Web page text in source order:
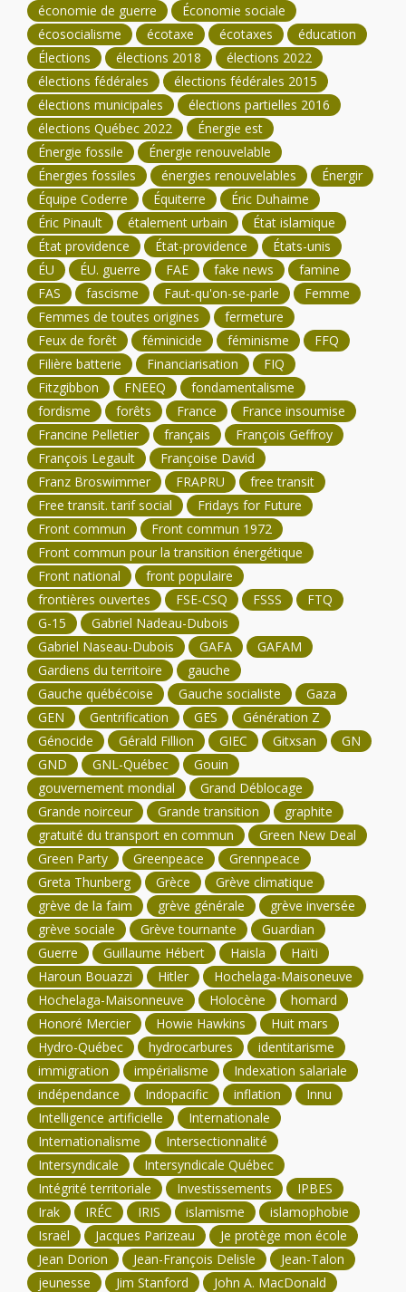
économie de guerre
Économie sociale
écosocialisme
écotaxe écotaxes
éducation
Élections
élections 2018
élections 2022
élections fédérales
élections fédérales 2015
élections municipales
élections partielles 2016
élections Québec 2022
Énergie est
Énergie fossile
Énergie renouvelable
Énergies fossiles
énergies renouvelables
Énergir
Équipe Coderre
Équiterre
Éric Duhaime
Éric Pinault
étalement urbain
État islamique
État providence
État-providence
États-unis
ÉU
ÉU. guerre FAE fake news
famine
FAS
fascisme Faut-qu'on-se-parle
Femme
Femmes de toutes origines
fermeture
Feux de forêt
féminicide féminisme
FFQ
Filière batterie
Financiarisation
FIQ
Fitzgibbon
FNEEQ
fondamentalisme
fordisme
forêts France
France insoumise
Francine Pelletier
français
François Geffroy
François Legault
Françoise David
Franz Broswimmer
FRAPRU
free transit
Free transit. tarif social
Fridays for Future
Front commun
Front commun 1972
Front commun pour la transition énergétique
Front national
front populaire
frontières ouvertes
FSE-CSQ FSSS
FTQ
G-15
Gabriel Nadeau-Dubois
Gabriel Naseau-Dubois
GAFA
GAFAM
Gardiens du territoire
gauche
Gauche québécoise
Gauche socialiste
Gaza
GEN
Gentrification GES
Génération Z
Génocide
Gérald Fillion GIEC Gitxsan
GN
GND
GNL-Québec
Gouin
gouvernement mondial
Grand Déblocage
Grande noirceur
Grande transition
graphite
gratuité du transport en commun
Green New Deal
Green Party
Greenpeace
Grennpeace
Greta Thunberg
Grèce
Grève climatique
grève de la faim
grève générale
grève inversée
grève sociale
Grève tournante
Guardian
Guerre
Guillaume Hébert Haisla
Haïti
Haroun Bouazzi
Hitler
Hochelaga-Maisoneuve
Hochelaga-Maisonneuve
Holocène
homard
Honoré Mercier
Howie Hawkins
Huit mars
Hydro-Québec
hydrocarbures
identitarisme
immigration
impérialisme
Indexation salariale
indépendance
Indopacific inflation
Innu
Intelligence artificielle
Internationale
Internationalisme
Intersectionnalité
Intersyndicale
Intersyndicale Québec
Intégrité territoriale
Investissements
IPBES
Irak
IRÉC IRIS islamisme
islamophobie
Israël
Jacques Parizeau
Je protège mon école
Jean Dorion
Jean-François Delisle
Jean-Talon
jeunesse
Jim Stanford
John A. MacDonald